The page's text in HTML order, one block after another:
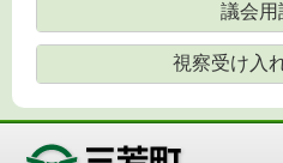
議会用
視察受け入